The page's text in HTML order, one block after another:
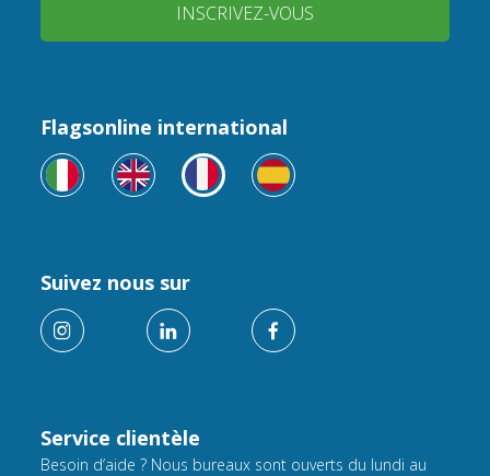
INSCRIVEZ-VOUS
Service clientèle
Besoin d’aide ? Nous bureaux sont ouverts du lundi au
Flagsonline international
Suivez nous sur